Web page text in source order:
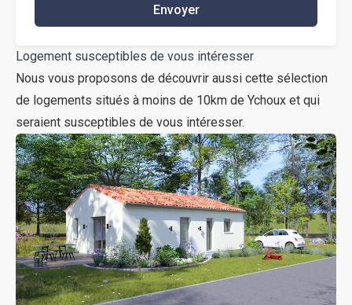
Envoyer
Logement susceptibles de vous intéresser
Nous vous proposons de découvrir aussi cette sélection
de logements situés à moins de 10km de Ychoux et qui
seraient susceptibles de vous intéresser.